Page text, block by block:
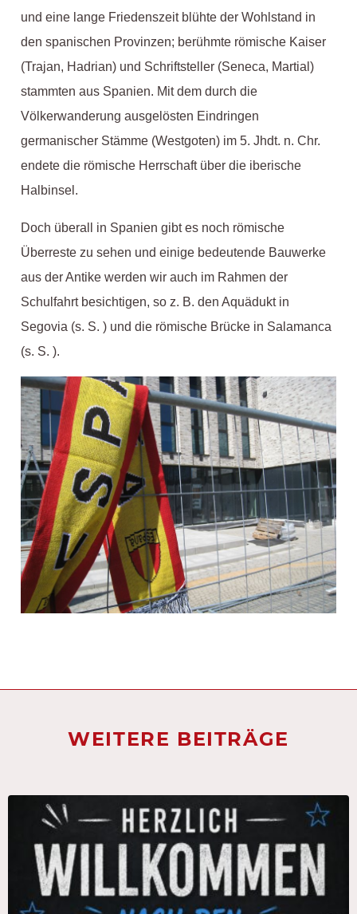
und eine lange Friedenszeit blühte der Wohlstand in
den spanischen Provinzen; berühmte römische Kaiser
(Trajan, Hadrian) und Schriftsteller (Seneca, Martial)
stammten aus Spanien. Mit dem durch die
Völkerwanderung ausgelösten Eindringen
germanischer Stämme (Westgoten) im 5. Jhdt. n. Chr.
endete die römische Herrschaft über die iberische
Halbinsel.
Doch überall in Spanien gibt es noch römische
Überreste zu sehen und einige bedeutende Bauwerke
aus der Antike werden wir auch im Rahmen der
Schulfahrt besichtigen, so z. B. den Aquädukt in
Segovia (s. S. ) und die römische Brücke in Salamanca
(s. S. ).
WEITERE BEITRÄGE